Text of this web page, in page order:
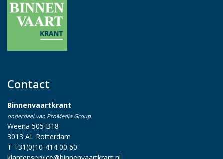
Contact
Binnenvaartkrant
onderdeel van ProMedia Group
Weena 505 B18
3013 AL Rotterdam
T +31(0)10-414 00 60
klantenservice@binnenvaartkrant.nl